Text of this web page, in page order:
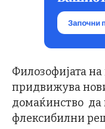
Филозофијата
придвижува
домаќинство да
флексибилни